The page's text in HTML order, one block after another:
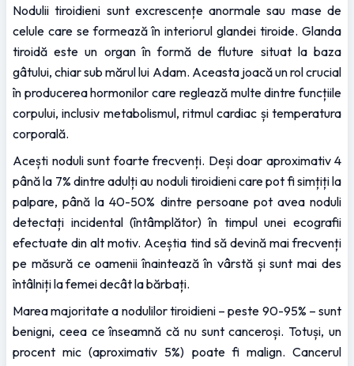
Nodulii tiroidieni sunt excrescențe anormale sau mase de
celule care se formează în interiorul glandei tiroide. Glanda
tiroidă este un organ în formă de fluture situat la baza
gâtului, chiar sub mărul lui Adam. Aceasta joacă un rol crucial
în producerea hormonilor care reglează multe dintre funcțiile
corpului, inclusiv metabolismul, ritmul cardiac și temperatura
corporală.
Acești noduli sunt foarte frecvenți. Deși doar aproximativ 4
până la 7% dintre adulți au noduli tiroidieni care pot fi simțiți la
palpare, până la 40-50% dintre persoane pot avea noduli
detectați incidental (întâmplător) în timpul unei ecografii
efectuate din alt motiv. Aceștia tind să devină mai frecvenți
pe măsură ce oamenii înaintează în vârstă și sunt mai des
întâlniți la femei decât la bărbați.
Marea majoritate a nodulilor tiroidieni – peste 90-95% – sunt
benigni, ceea ce înseamnă că nu sunt canceroși. Totuși, un
procent mic (aproximativ 5%) poate fi malign. Cancerul